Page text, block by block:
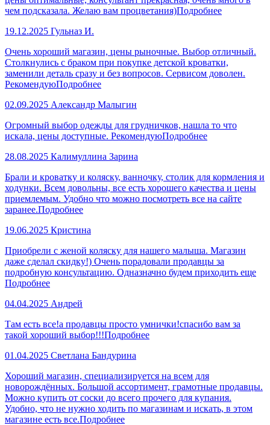
чем подсказала. Желаю вам процветания)Подробнее
19.12.2025 Гульназ И.
Очень хороший магазин, цены рыночные. Выбор отличный.
Столкнулись с браком при покупке детской кроватки,
заменили деталь сразу и без вопросов. Сервисом доволен.
РекомендуюПодробнее
02.09.2025 Александр Малыгин
Огромный выбор одежды для грудничков, нашла то что
искала, цены доступные. РекомендуюПодробнее
28.08.2025 Калимуллина Зарина
Брали и кроватку и коляску, ванночку, столик для кормления и
ходунки. Всем довольны, все есть хорошего качества и цены
приемлемым. Удобно что можно посмотреть все на сайте
заранее.Подробнее
19.06.2025 Кристина
Приобрели с женой коляску для нашего малыша. Магазин
даже сделал скидку!) Очень порадовали продавцы за
подробную консультацию. Одназначно будем приходить еще
Подробнее
04.04.2025 Андрей
Там есть все!а продавцы просто умнички!спасибо вам за
такой хороший выбор!!!Подробнее
01.04.2025 Светлана Бандурина
Хороший магазин, специализируется на всем для
новорождённых. Большой ассортимент, грамотные продавцы.
Можно купить от соски до всего прочего для купания.
Удобно, что не нужно ходить по магазинам и искать, в этом
магазине есть все.Подробнее